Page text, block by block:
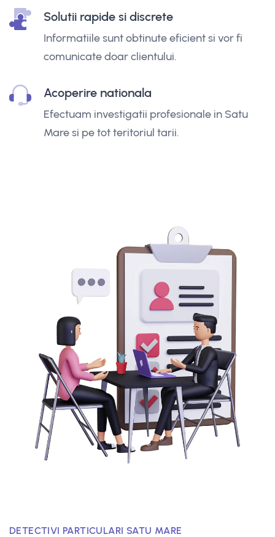
Solutii rapide si discrete
Informatiile sunt obtinute eficient si vor fi
comunicate doar clientului.
Acoperire nationala
Efectuam investigatii profesionale in Satu
Mare si pe tot teritoriul tarii.
DETECTIVI PARTICULARI SATU MARE